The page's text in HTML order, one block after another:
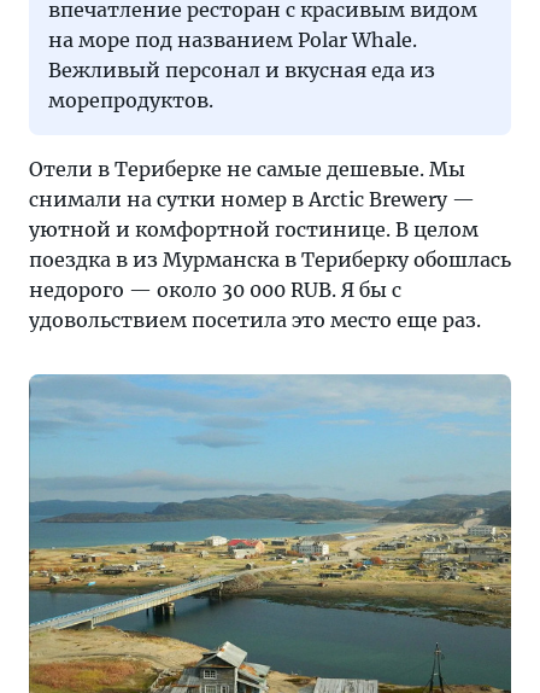
впечатление ресторан c красивым видом
на море под названием Polar Whale.
Вежливый персонал и вкусная еда из
морепродуктов.
Отели в Териберке не самые дешевые. Мы
снимали на сутки номер в Arctic Brewery —
уютной и комфортной гостинице. В целом
поездка в из Мурманска в Териберку обошлась
недорого — около 30 000 RUB. Я бы с
удовольствием посетила это место еще раз.